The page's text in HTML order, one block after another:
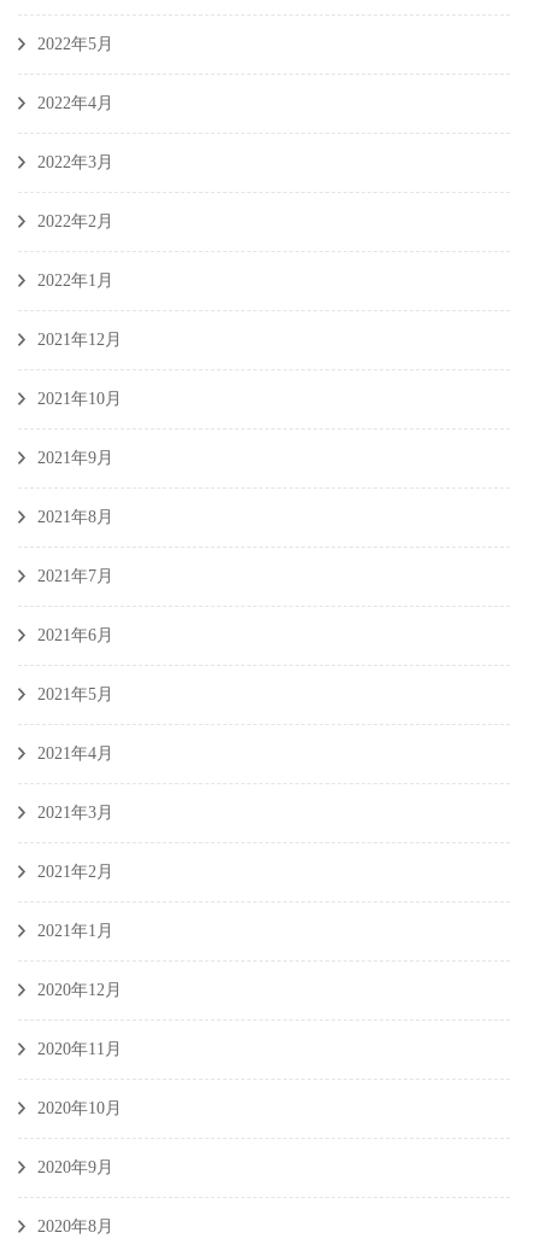
2022年5月
2022年4月
2022年3月
2022年2月
2022年1月
2021年12月
2021年10月
2021年9月
2021年8月
2021年7月
2021年6月
2021年5月
2021年4月
2021年3月
2021年2月
2021年1月
2020年12月
2020年11月
2020年10月
2020年9月
2020年8月